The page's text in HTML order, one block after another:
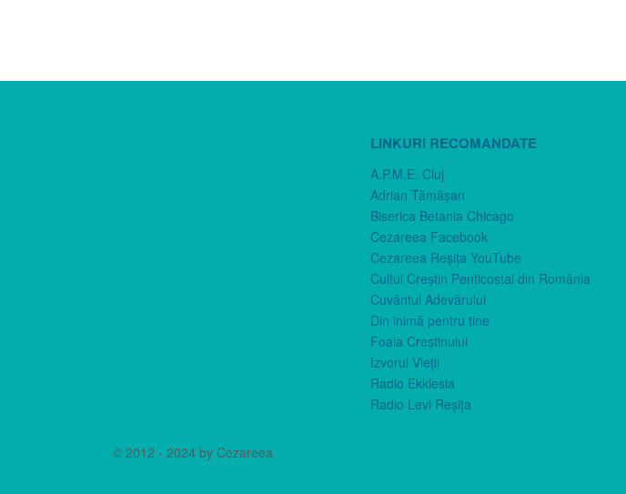
LINKURI RECOMANDATE
A.P.M.E. Cluj
Adrian Tămăşan
Biserica Betania Chicago
Cezareea Facebook
Cezareea Reşiţa YouTube
Cultul Creştin Penticostal din România
Cuvântul Adevărului
Din inimă pentru tine
Foaia Creştinului
Izvorul Vieţii
Radio Ekklesia
Radio Levi Reşiţa
© 2012 - 2024 by Cezareea